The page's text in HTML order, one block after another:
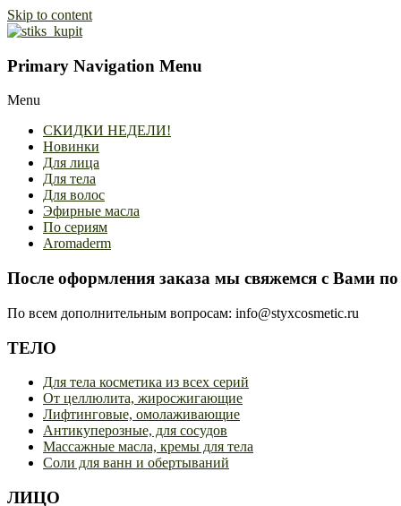
Skip to content
Primary Navigation Menu
Menu
СКИДКИ НЕДЕЛИ!
Новинки
Для лица
Для тела
Для волос
Эфирные масла
По сериям
Aromaderm
После оформления заказа мы свяжемся с Вами по
По всем дополнительным вопросам: info@styxcosmetic.ru
ТЕЛО
Для тела косметика из всех серий
От целлюлита, жиросжигающие
Лифтинговые, омолаживающие
Антикуперозные, для сосудов
Массажные масла, кремы для тела
Соли для ванн и обертываний
ЛИЦО